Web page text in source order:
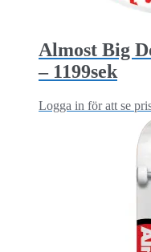
Almost Big
– 1199sek
Logga in för att se